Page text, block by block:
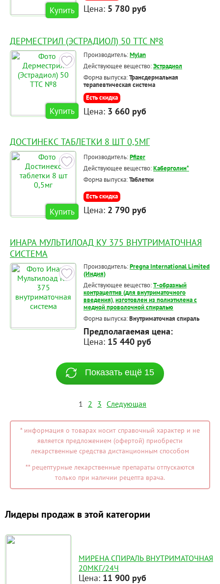
Купить Цена: 5 780 руб
ДЕРМЕСТРИЛ (ЭСТРАДИОЛ) 50 ТТС №8
Купить
Производитель:Mylan
Действующее вещество:Эстрадиол
Форма выпуска:Трансдермальная
терапевтическая система
Есть скидка
Цена: 3 660 руб
ДОСТИНЕКС ТАБЛЕТКИ 8 ШТ 0,5МГ
Купить
Производитель:Pfizer
Действующее вещество:Каберголин*
Форма выпуска:Таблетки
Есть скидка
Цена: 2 790 руб
ИНАРА МУЛЬТИЛОАД КУ 375 ВНУТРИМАТОЧНАЯ
СИСТЕМА
Производитель:Pregna International Limited
(Индия)
Действующее вещество:Т-образный
контрацептив (для внутриматочного
введения),изготовлен из полиэтилена с
медной проволочной спиралью
Форма выпуска:Внутриматочная спираль
Предполагаемая цена:
Цена: 15 440 руб
Показать ещё 15
1 2 3 Следующая
* информация о товарах носит справочный характер и не
является предложением (офертой) приобрести
лекарственные средства дистанционным способом
** рецептурные лекарственные препараты отпускаются
только при наличии рецепта врача.
Лидеры продаж в этой категории
МИРЕНА СПИРАЛЬ ВНУТРИМАТОЧНАЯ
20МКГ/24Ч
Цена: 11 900 руб